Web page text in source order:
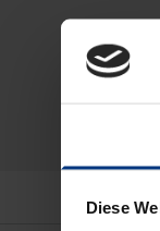
Diese